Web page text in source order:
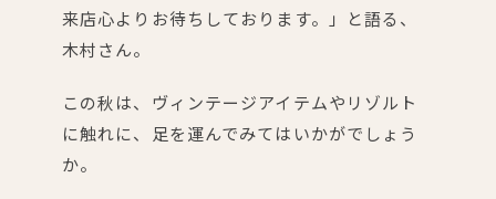
来店心よりお待ちしております。」と語る、
木村さん。
この秋は、ヴィンテージアイテムやリゾルト
に触れに、足を運んでみてはいかがでしょう
か。